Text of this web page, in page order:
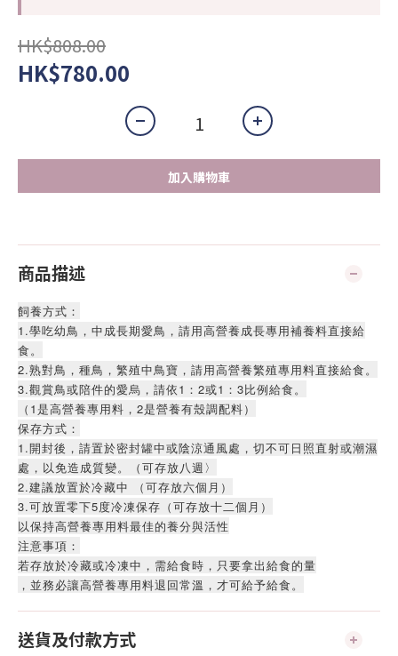
HK$808.00
HK$780.00
加入購物車
商品描述
飼養方式：
1.學吃幼鳥，中成長期愛鳥，請用高營養成長專用補養料直接給
食。
2.熟對鳥，種鳥，繁殖中鳥寶，請用高營養繁殖專用料直接給食。
3.觀賞鳥或陪件的愛烏，請依1：2或1：3比例給食。
（1是高營養專用料，2是營養有殼調配料）
保存方式：
1.開封後，請置於密封罐中或陰涼通風處，切不可日照直射或潮濕
處，以免造成質變。（可存放八週〉
2.建議放置於冷藏中 （可存放六個月）
3.可放置零下5度冷凍保存（可存放十二個月）
以保持高營養專用料最佳的養分與活性
注意事項：
若存放於冷藏或冷凍中，需給食時，只要拿出給食的量
，並務必讓高營養專用料退回常溫，才可給予給食。
送貨及付款方式